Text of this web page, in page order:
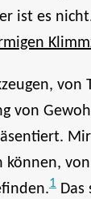
ist es
von
von
1